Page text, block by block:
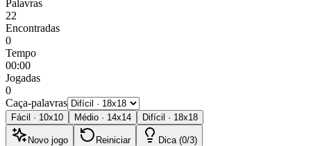
Palavras
22
Encontradas
0
Tempo
00:00
Jogadas
0
Caça-palavras
Fácil · 10x10 Médio · 14x14 Difícil · 18x18
Novo jogo Reiniciar Dica (0/3)